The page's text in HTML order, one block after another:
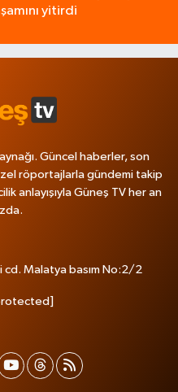
yitirdi
Güncel haberler, son
röportajlarla gündemi takip
anlayışıyla Güneş TV her an
cd. Malatya basım No:2/2